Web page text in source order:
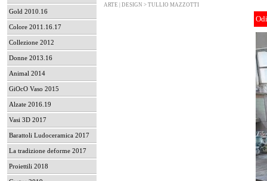
Gold 2010.16
Colore 2011.16.17
Collezione 2012
Donne 2013.16
Animal 2014
GiOcO Vaso 2015
Alzate 2016.19
Vasi 3D 2017
Barattoli Ludoceramica 2017
La tradizione deforme 2017
Proiettili 2018
ARTE | DESIGN > TULLIO MAZZOTTI